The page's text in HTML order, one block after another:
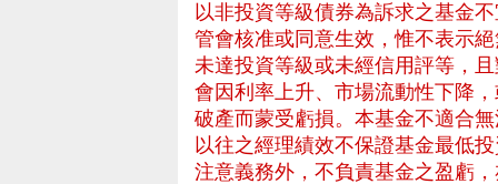
以非投資等級債券為訴求之基金
管會核准或同意生效，惟不表示
未達投資等級或未經信用評等，
會因利率上升、市場流動性下降
破產而蒙受虧損。本基金不適合
以往之經理績效不保證基金最低
注意義務外，不負責基金之盈虧